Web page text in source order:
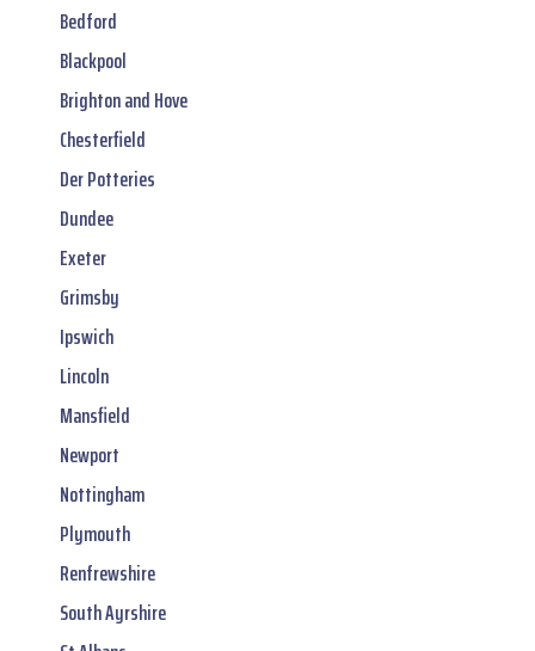
Bedford
Blackpool
Brighton and Hove
Chesterfield
Der Potteries
Dundee
Exeter
Grimsby
Ipswich
Lincoln
Mansfield
Newport
Nottingham
Plymouth
Renfrewshire
South Ayrshire